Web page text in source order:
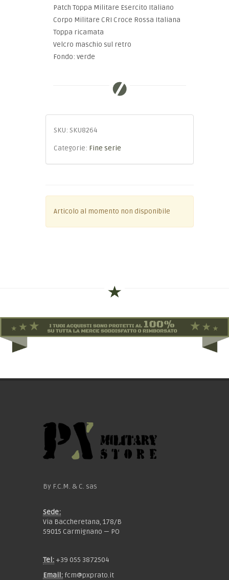
Patch Toppa Militare Esercito Italiano
Corpo Militare CRI Croce Rossa Italiana
Toppa ricamata
Velcro maschio sul retro
Fondo: verde
SKU: SKU8264
Categorie: Fine serie
Articolo al momento non disponibile
By F.C.M. & C. sas
Sede:
Via Baccheretana, 178/B
59015 Carmignano — PO
Tel: +39 055 3872504
Email: fcm@pxprato.it